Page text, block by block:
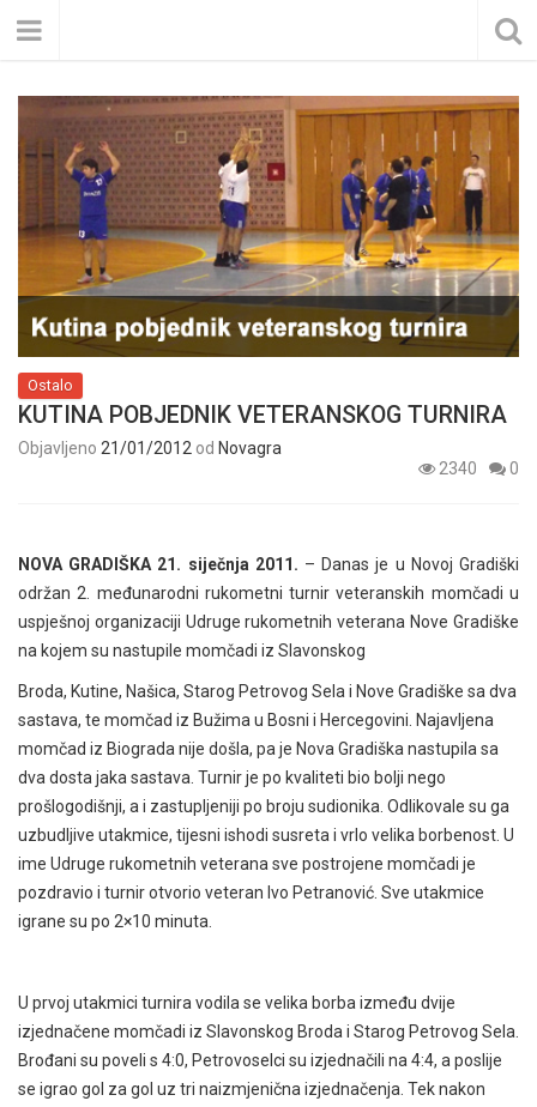
Ostalo
KUTINA POBJEDNIK VETERANSKOG TURNIRA
Objavljeno 21/01/2012 od Novagra
2340
0
NOVA GRADIŠKA 21. siječnja 2011. – Danas je u Novoj Gradiški
održan 2. međunarodni rukometni turnir veteranskih momčadi u
uspješnoj organizaciji Udruge rukometnih veterana Nove Gradiške
na kojem su nastupile momčadi iz Slavonskog
Broda, Kutine, Našica, Starog Petrovog Sela i Nove Gradiške sa dva
sastava, te momčad iz Bužima u Bosni i Hercegovini. Najavljena
momčad iz Biograda nije došla, pa je Nova Gradiška nastupila sa
dva dosta jaka sastava. Turnir je po kvaliteti bio bolji nego
prošlogodišnji, a i zastupljeniji po broju sudionika. Odlikovale su ga
uzbudljive utakmice, tijesni ishodi susreta i vrlo velika borbenost. U
ime Udruge rukometnih veterana sve postrojene momčadi je
pozdravio i turnir otvorio veteran Ivo Petranović. Sve utakmice
igrane su po 2×10 minuta.
U prvoj utakmici turnira vodila se velika borba između dvije
izjednačene momčadi iz Slavonskog Broda i Starog Petrovog Sela.
Brođani su poveli s 4:0, Petrovoselci su izjednačili na 4:4, a poslije
se igrao gol za gol uz tri naizmjenična izjednačenja. Tek nakon